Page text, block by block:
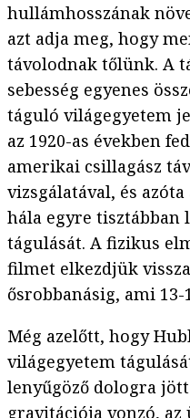
hullámhosszának
azt adja meg, hogy
távolodnak tőlünk. A
sebesség egyenes
táguló világegyetem
az 1920-as években
amerikai csillagász
vizsgálatával, és
hála egyre
tágulását. A fizikus
filmet elkezdjük
ősrobbanásig, ami
Még azelőtt, hogy
világegyetem
lenyűgöző dologra
gravitációja vonzó,